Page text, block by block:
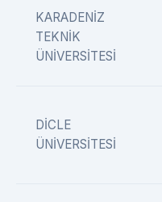
KARADENİZ
TEKNİK
ÜNİVERSİTESİ
DİCLE
ÜNİVERSİTESİ